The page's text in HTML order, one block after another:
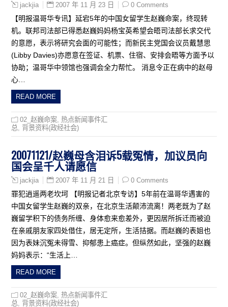
jackjia 2007 年 11 月 23 日 0 Comments
【明报温哥华专讯】延宕5年的中国女留学生赵巍命案，终现转
机。联邦司法部已得悉赵巍妈妈杨宝英希望会晤司法部长求交代
的意愿，表示将研究会面的可能性；而新民主党国会议员戴慧思
(Libby Davies)亦愿意在签证、机票、住宿、安排会晤等方面予以
协助；温哥华中领馆也强调会全力帮忙。 消息令正在病中的赵母
心…
READ MORE
02_赵巍命案 ,热点新闻事件汇
总
背景资料(政经社会)
20071121/赵巍母含泪诉5载冤情，加议员向
国会呈千人请愿信
jackjia 2007 年 11 月 21 日 0 Comments
罪犯逍遥两老坎坷 【明报记者北京专访】5年前在温哥华遇害的
中国女留学生赵巍的双亲，在北京生活颠沛流离！两老既为了赵
巍留学积下的债务所缠、身体愈来愈差外，更因居所拆迁而被迫
在亲戚朋友家四处借住，居无定所，生活拮据。而赵巍的表姐也
因为表妹沉冤未得雪、抑郁患上癌症。但纵然如此，坚强的赵巍
妈妈表示：“生活上…
READ MORE
02_赵巍命案 ,热点新闻事件汇
总
背景资料(政经社会)